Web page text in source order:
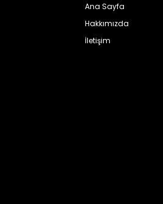
Ana Sayfa
Hakkımızda
İletişim